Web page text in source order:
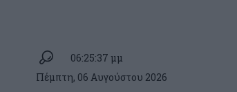
06:25:37 μμ
Πέμπτη, 06 Αυγούστου 2026